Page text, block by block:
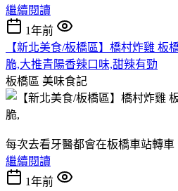
繼續閱讀
1年前
【新北美食/板橋區】橋村炸雞 板
脆,大推青陽香辣口味,甜辣有勁
板橋區 美味食記
每次去看牙醫都會在板橋車站轉車
繼續閱讀
1年前